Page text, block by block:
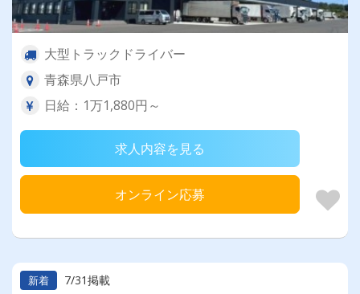
大型トラックドライバー
青森県八戸市
日給：1万1,880円～
求人内容を見る
オンライン応募
新着 7/31掲載